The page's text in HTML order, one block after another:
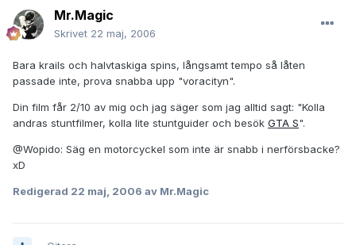
Mr.Magic
Skrivet 22 maj, 2006
Bara krails och halvtaskiga spins, långsamt tempo så låten
passade inte, prova snabba upp "voracityn".
Din film får 2/10 av mig och jag säger som jag alltid sagt: "Kolla
andras stuntfilmer, kolla lite stuntguider och besök GTA S".
@Wopido: Säg en motorcyckel som inte är snabb i nerförsbacke?
xD
Redigerad 22 maj, 2006 av Mr.Magic